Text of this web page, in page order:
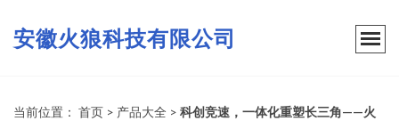
安徽火狼科技有限公司
当前位置： 首页 > 产品大全 > 科创竞速，一体化重塑长三角——火